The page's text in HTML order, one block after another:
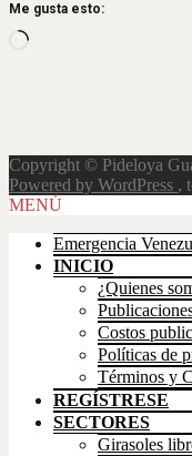
Me gusta esto:
Loading…
Copyright © Pideloya
Powered by WordPress ,
Scroll
MENÚ
Emergencia
INICIO
¿Quienes
Costos
Políticas de
Términos y
REGÍSTRESE
SECTORES
Girasoles